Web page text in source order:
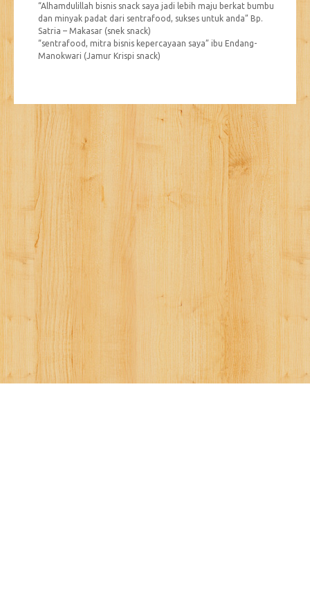
“Alhamdulillah bisnis snack saya jadi lebih maju berkat bumbu
dan minyak padat dari sentrafood, sukses untuk anda” Bp.
Satria – Makasar (snek snack)
“sentrafood, mitra bisnis kepercayaan saya” ibu Endang-
Manokwari (Jamur Krispi snack)